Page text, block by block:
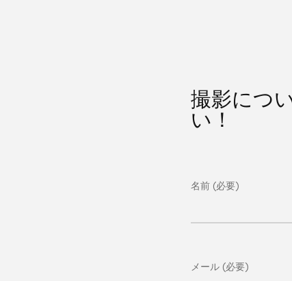
撮影につ
い！
名前 (必要)
メール (必要)